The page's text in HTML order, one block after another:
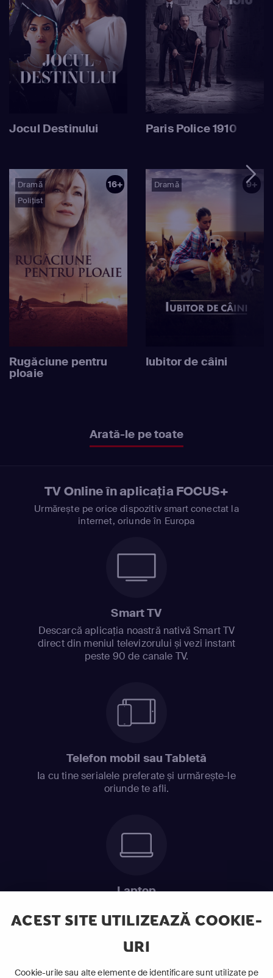
ACEST SITE UTILIZEAZĂ COOKIE-
URI
Cookie-urile sau alte elemente de identificare sunt utilizate pe
Jocul Destinului Paris Police 1910
Dramă
Polițist
16+
Rugăciune pentru
ploaie
Dramă 9+
Iubitor de câini
Arată-le pe toate
TV Online în aplicația FOCUS+
Urmărește pe orice dispozitiv smart conectat la
internet, oriunde în Europa
Smart TV
Descarcă aplicația noastră nativă Smart TV
direct din meniul televizorului și vezi instant
peste 90 de canale TV.
Telefon mobil sau Tabletă
Ia cu tine serialele preferate și urmărește-le
oriunde te afli.
Laptop
ABONEAZĂ-TE ACUM